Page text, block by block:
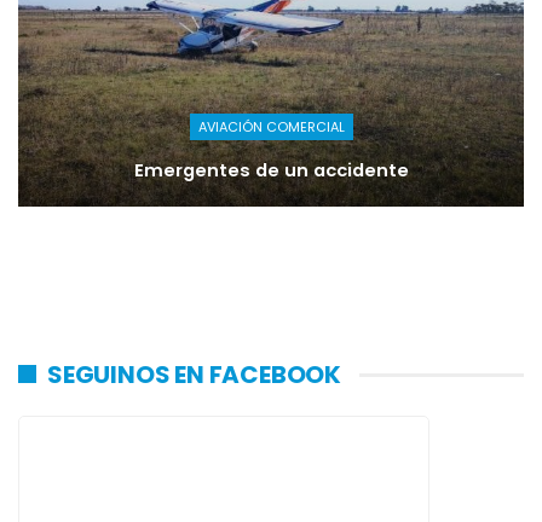
AVIACIÓN COMERCIAL
Emergentes de un accidente
SEGUINOS EN FACEBOOK